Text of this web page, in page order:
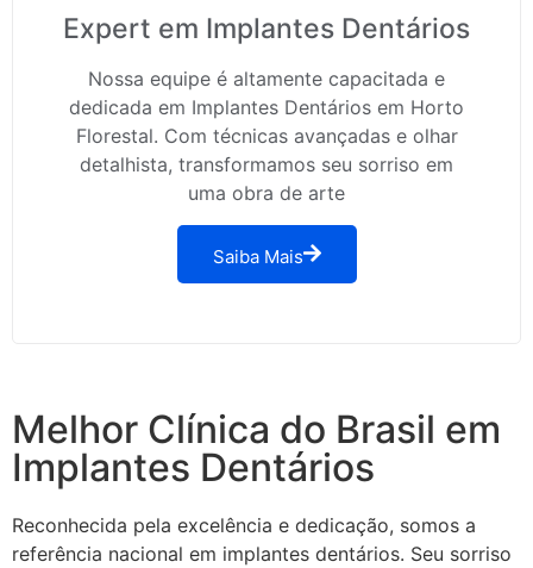
Expert em Implantes Dentários
Nossa equipe é altamente capacitada e
dedicada em Implantes Dentários em Horto
Florestal. Com técnicas avançadas e olhar
detalhista, transformamos seu sorriso em
uma obra de arte
Saiba Mais
Melhor Clínica do Brasil em
Implantes Dentários
Reconhecida pela excelência e dedicação, somos a
referência nacional em implantes dentários. Seu sorriso